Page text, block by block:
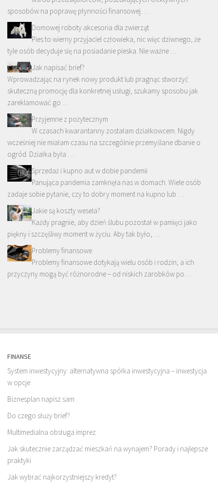
sposobów na poprawę płynności finansowej. …
Domowej roboty akcesoria dla zwierząt
Pies to wierny przyjaciel człowieka, nic więc dziwnego, że
tyle osób decyduje się na posiadanie pieska. Nie ważne …
Jak napisać brief?
Wprowadzając na rynek nowy produkt lub pragnąc stworzyć
skuteczną promocję dla konkretnej usługi, szukamy sposobu jak
zareklamować go …
Przyjemne z pożytecznym
W czasach kwarantanny zostałam działkowcem. Nigdy
wcześniej nie miałam czasu na szczególnie przemyślane dbanie o
ogród. Działka była …
Sprzedaż i kupno aut w dobie pandemii
Panująca pandemia zamknęła nas w domach. Wiele osób
zadaje sobie pytanie, czy to dobry moment na kupno lub …
Jakie są koszty wesela?
Każdy pragnie, aby dzień ślubu pozostał w pamięci jako
piękny i szczęśliwy moment w życiu. Aby tak było, …
Problemy finansowe.
Problemy finansowe dotykają wielu osób i rodzin, a ich
przyczyny mogą być różnorodne – od niskich zarobków po …
FINANSE
System inwestycyjny: alternatywna spółka inwestycyjna – inwestycja
w opcje
Biznesplan napisz sam
Do czego służy brief?
Multimedialna obsługa imprez
Jak skutecznie zarządzać mieszkań na wynajem? Porady i najlepsze
praktyki
Jak wybrać najkorzystniejszy kredyt?